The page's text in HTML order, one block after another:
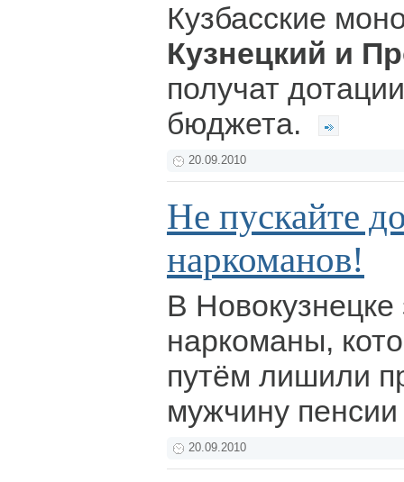
Кузбасские
Кузнецкий и
получат
бюджета.
20.09.2010
Не пускайте
наркоманов!
В
наркоманы,
путём лишили
мужчину
20.09.2010